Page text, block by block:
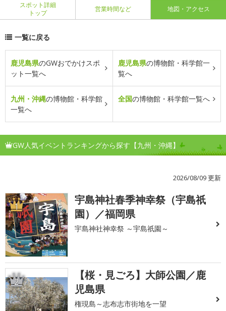
スポット詳細
トップ
営業時間など 地図・アクセス
一覧に戻る
鹿児島県のGWおでかけスポ
ット一覧へ
鹿児島県の博物館・科学館一
覧へ
九州・沖縄の博物館・科学館
一覧へ
全国の博物館・科学館一覧へ
GW人気イベントランキングから探す【九州・沖縄】
2026/08/09 更新
1
宇島神社春季神幸祭（宇島祇
園）／福岡県
宇島神社神幸祭 ～宇島祇園～
2
【桜・見ごろ】大師公園／鹿
児島県
権現島～志布志市街地を一望